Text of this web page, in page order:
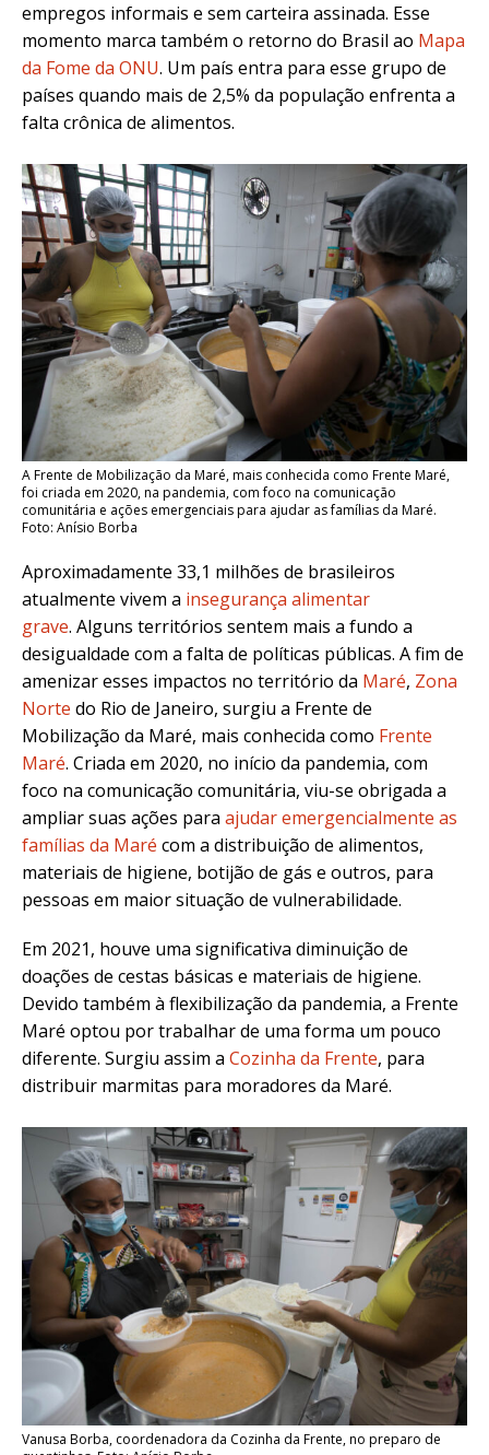
empregos informais e sem carteira assinada. Esse
momento marca também o retorno do Brasil ao Mapa
da Fome da ONU. Um país entra para esse grupo de
países quando mais de 2,5% da população enfrenta a
falta crônica de alimentos.
A Frente de Mobilização da Maré, mais conhecida como Frente Maré,
foi criada em 2020, na pandemia, com foco na comunicação
comunitária e ações emergenciais para ajudar as famílias da Maré.
Foto: Anísio Borba
Aproximadamente 33,1 milhões de brasileiros
atualmente vivem a insegurança alimentar
grave. Alguns territórios sentem mais a fundo a
desigualdade com a falta de políticas públicas. A fim de
amenizar esses impactos no território da Maré, Zona
Norte do Rio de Janeiro, surgiu a Frente de
Mobilização da Maré, mais conhecida como Frente
Maré. Criada em 2020, no início da pandemia, com
foco na comunicação comunitária, viu-se obrigada a
ampliar suas ações para ajudar emergencialmente as
famílias da Maré com a distribuição de alimentos,
materiais de higiene, botijão de gás e outros, para
pessoas em maior situação de vulnerabilidade.
Em 2021, houve uma significativa diminuição de
doações de cestas básicas e materiais de higiene.
Devido também à flexibilização da pandemia, a Frente
Maré optou por trabalhar de uma forma um pouco
diferente. Surgiu assim a Cozinha da Frente, para
distribuir marmitas para moradores da Maré.
Vanusa Borba, coordenadora da Cozinha da Frente, no preparo de